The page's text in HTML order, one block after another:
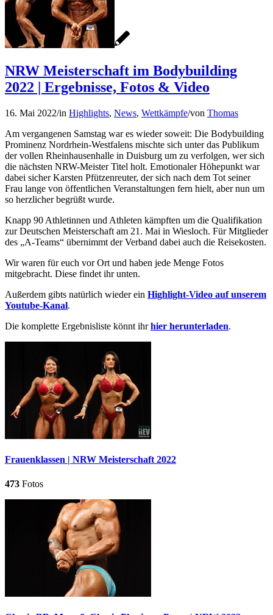
NRW Meisterschaft im Bodybuilding
2022 | Ergebnisse, Fotos & Video
16. Mai 2022/in Highlights, News, Wettkämpfe/von Thomas
Am vergangenen Samstag war es wieder soweit: Die Bodybuilding
Prominenz Nordrhein-Westfalens mischte sich unter das Publikum
der vollen Rheinhausenhalle in Duisburg um zu verfolgen, wer sich
die nächsten NRW-Meister Titel holt. Emotionaler Höhepunkt war
dabei sicher Karsten Pfützenreuter, der sich nach dem Tot seiner
Frau lange von öffentlichen Veranstaltungen fern hielt, aber nun um
so herzlicher begrüßt wurde.
Knapp 90 Athletinnen und Athleten kämpften um die Qualifikation
zur Deutschen Meisterschaft am 21. Mai in Wiesloch. Für Mitglieder
des „A-Teams“ übernimmt der Verband dabei auch die Reisekosten.
Wir waren für euch vor Ort und haben jede Menge Fotos
mitgebracht. Diese findet ihr unten.
Außerdem gibts natürlich wieder ein Highlight-Video auf unserem
Youtube-Kanal.
Die komplette Ergebnisliste könnt ihrhier herunterladen.
Frauenklassen | NRW Meisterschaft 2022
473 Fotos